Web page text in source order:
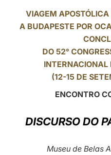
VIAGEM
A BUDAPESTE POR
DO 52°
INTERNACIONAL
(12-15 DE
ENCONTRO
DISCURSO DO
Museu de Belas